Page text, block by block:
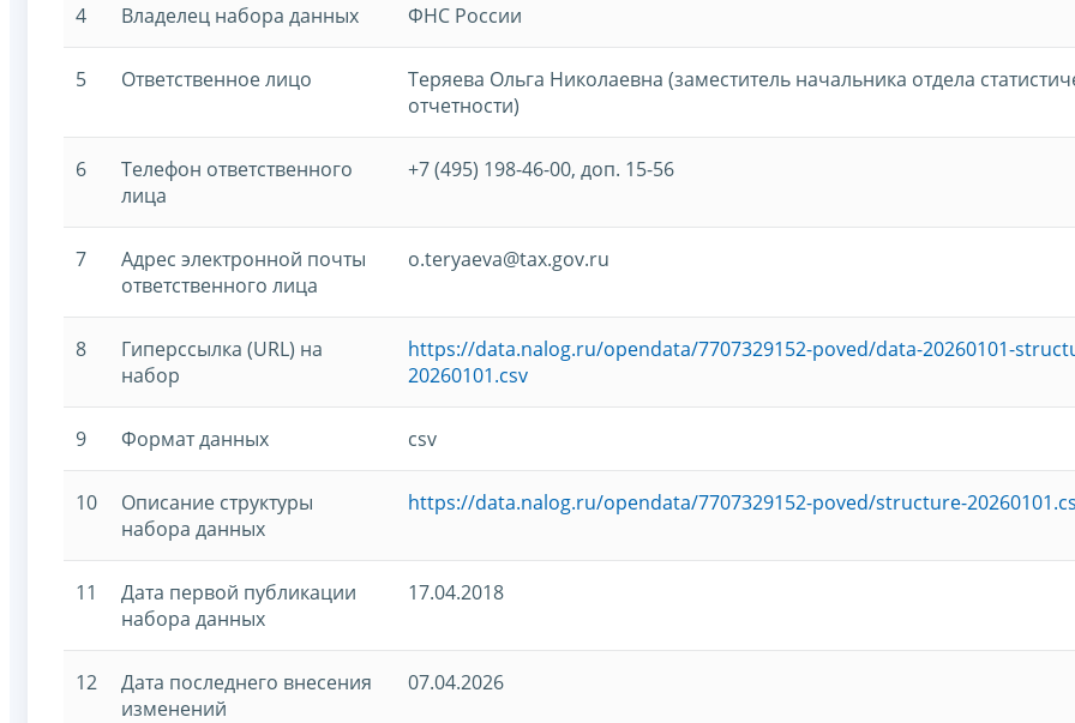
4 Владелец набора данных ФНС России
5 Ответственное лицо
Теряева Ольга Николаевна (заместитель начальника отдела
отчетности)
6
Телефон ответственного
лица
+7 (495) 198-46-00, доп. 15-56
7
Адрес электронной почты
ответственного лица
o.teryaeva@tax.gov.ru
8
Гиперссылка (URL) на
набор
https://data.nalog.ru/opendata/7707329152-poved/data-20260101-
20260101.csv
9 Формат данных csv
10
Описание структуры
набора данных
https://data.nalog.ru/opendata/7707329152-poved/structure-
11
Дата первой публикации
набора данных
17.04.2018
12
Дата последнего внесения
изменений
07.04.2026